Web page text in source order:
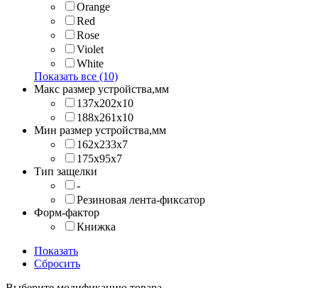
Orange
Red
Rose
Violet
White
Показать все (10)
Макс размер устройства,мм
137х202x10
188х261x10
Мин размер устройства,мм
162x233x7
175x95x7
Тип защелки
-
Резиновая лента-фиксатор
Форм-фактор
Книжка
Показать
Сбросить